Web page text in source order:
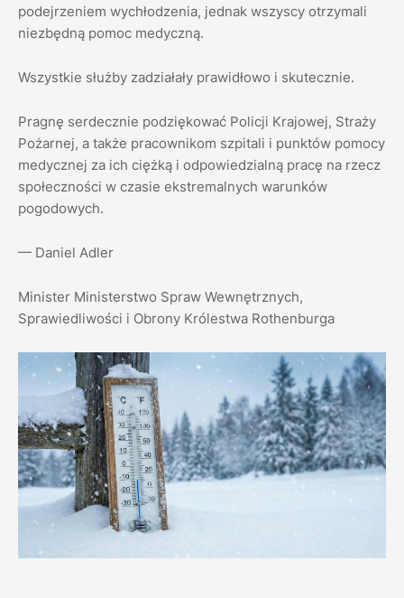
podejrzeniem wychłodzenia, jednak wszyscy otrzymali
niezbędną pomoc medyczną.
Wszystkie służby zadziałały prawidłowo i skutecznie.
Pragnę serdecznie podziękować Policji Krajowej, Straży
Pożarnej, a także pracownikom szpitali i punktów pomocy
medycznej za ich ciężką i odpowiedzialną pracę na rzecz
społeczności w czasie ekstremalnych warunków
pogodowych.
— Daniel Adler
Minister Ministerstwo Spraw Wewnętrznych,
Sprawiedliwości i Obrony Królestwa Rothenburga